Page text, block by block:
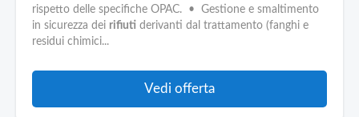
rispetto delle specifiche OPAC. • Gestione e smaltimento
in sicurezza dei rifiuti derivanti dal trattamento (fanghi e
residui chimici...
Vedi offerta